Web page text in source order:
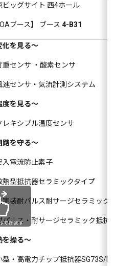
ビッグサイト 西4ホール
ブース】 ブース 4-B31
化を見る～
重センサ ・酸素センサ
速センサ・気流計測システム
度を見る～
レキシブル温度センサ
路を守る～
入電流防止素子
熱型抵抗器セラミックタイプ
実装耐パルス耐サージセラミック
パルス・耐サージセラミック抵抗
を操る～
型・高電力チップ抵抗器SG73S/P
できます